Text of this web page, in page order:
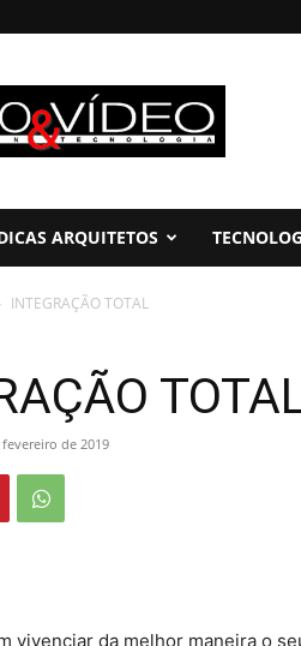
ARQUITETOS
INTEGRAÇÃO TOTAL
fevereiro de 2019
vivenciar da melhor maneira o